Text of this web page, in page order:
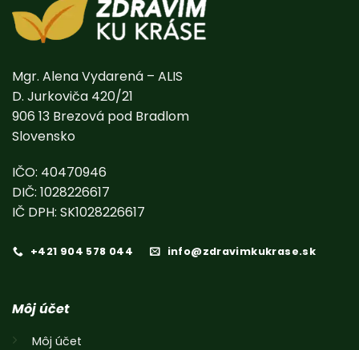
Mgr. Alena Vydarená – ALIS
D. Jurkoviča 420/21
906 13 Brezová pod Bradlom
Slovensko
IČO: 40470946
DIČ: 1028226617
IČ DPH: SK1028226617
+421 904 578 044 info@zdravimkukrase.sk
Môj účet
Môj účet